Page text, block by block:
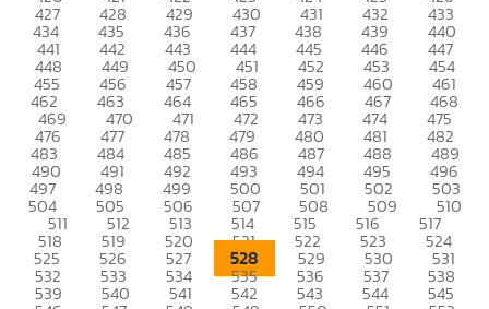
427 428 429 430 431 432 433
434 435 436 437 438 439 440
441 442 443 444 445 446 447
448 449 450 451 452 453 454
455 456 457 458 459 460 461
462 463 464 465 466 467 468
469 470 471 472 473 474 475
476 477 478 479 480 481 482
483 484 485 486 487 488 489
490 491 492 493 494 495 496
497 498 499 500 501 502 503
504 505 506 507 508 509 510
511 512 513 514 515 516 517
518 519 520 521 522 523 524
525 526 527 528 529 530 531
532 533 534 535 536 537 538
539 540 541 542 543 544 545